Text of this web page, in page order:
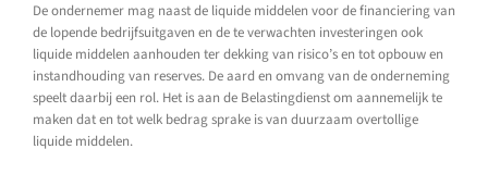
De ondernemer mag naast de liquide middelen voor de financiering van
de lopende bedrijfsuitgaven en de te verwachten investeringen ook
liquide middelen aanhouden ter dekking van risico’s en tot opbouw en
instandhouding van reserves. De aard en omvang van de onderneming
speelt daarbij een rol. Het is aan de Belastingdienst om aannemelijk te
maken dat en tot welk bedrag sprake is van duurzaam overtollige
liquide middelen.